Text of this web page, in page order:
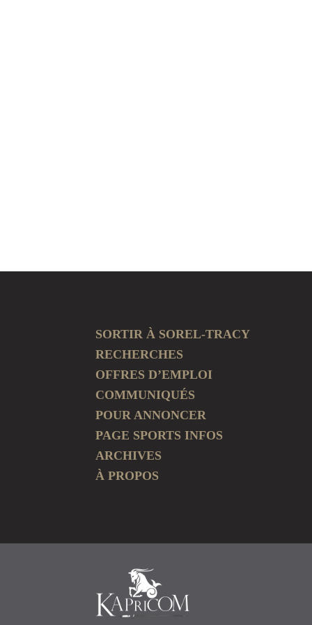
SORTIR À SOREL-TRACY
RECHERCHES
OFFRES D’EMPLOI
COMMUNIQUÉS
POUR ANNONCER
PAGE SPORTS INFOS
ARCHIVES
À PROPOS